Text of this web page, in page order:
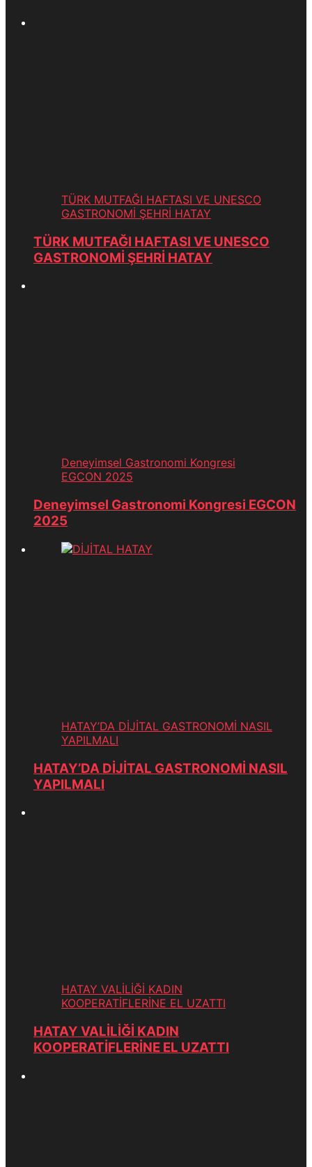
TÜRK MUTFAĞI HAFTASI VE UNESCO
GASTRONOMİ ŞEHRİ HATAY
TÜRK MUTFAĞI HAFTASI VE UNESCO
GASTRONOMİ ŞEHRİ HATAY
Deneyimsel Gastronomi Kongresi
EGCON 2025
Deneyimsel Gastronomi Kongresi EGCON
2025
HATAY’DA DİJİTAL GASTRONOMİ NASIL
YAPILMALI
HATAY’DA DİJİTAL GASTRONOMİ NASIL
YAPILMALI
HATAY VALİLİĞİ KADIN
KOOPERATİFLERİNE EL UZATTI
HATAY VALİLİĞİ KADIN
KOOPERATİFLERİNE EL UZATTI